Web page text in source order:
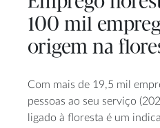
100 mil
origem na
Com mais de 19,5 mil
pessoas ao seu serviço
ligado à floresta é um